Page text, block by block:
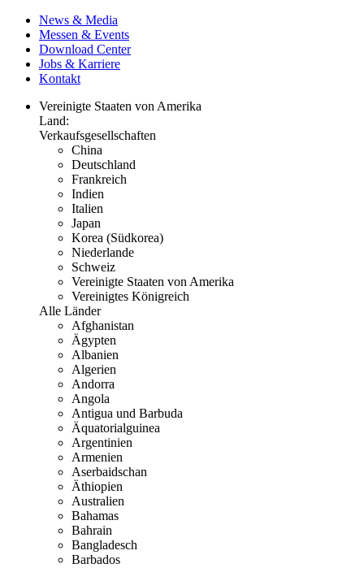
News & Media
Messen & Events
Download Center
Jobs & Karriere
Kontakt
Vereinigte Staaten von Amerika
Land:
Verkaufsgesellschaften
China
Deutschland
Frankreich
Indien
Italien
Japan
Korea (Südkorea)
Niederlande
Schweiz
Vereinigte Staaten von Amerika
Vereinigtes Königreich
Alle Länder
Afghanistan
Ägypten
Albanien
Algerien
Andorra
Angola
Antigua und Barbuda
Äquatorialguinea
Argentinien
Armenien
Aserbaidschan
Äthiopien
Australien
Bahamas
Bahrain
Bangladesch
Barbados